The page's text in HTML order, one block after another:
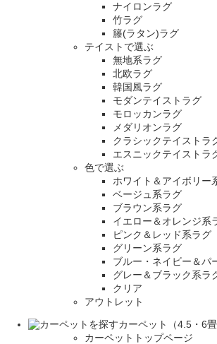
ナイロンラグ
竹ラグ
籐(ラタン)ラグ
テイストで選ぶ
無地系ラグ
北欧ラグ
韓国風ラグ
モダンテイストラグ
モロッカンラグ
メダリオンラグ
クラシックテイストラ
エスニックテイストラ
色で選ぶ
ホワイト＆アイボリー
ベージュ系ラグ
ブラウン系ラグ
イエロー＆オレンジ系
ピンク＆レッド系ラグ
グリーン系ラグ
ブルー・ネイビー＆パ
グレー＆ブラック系ラ
クリア
アウトレット
カーペット（4.5・6畳
カーペットトップページ